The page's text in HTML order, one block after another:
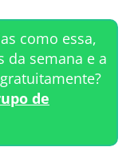
como essa,
da semana e a
gratuitamente?
de